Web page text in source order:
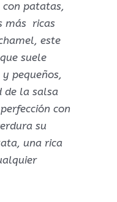
patatas,
más ricas
este
suele
pequeños,
de la salsa
con
su
una rica